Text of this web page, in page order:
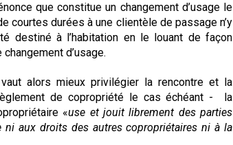
que constitue un changement d’usage le
courtes durées à une clientèle de passage n’y
destiné à l’habitation en le louant de façon
d’usage.
alors mieux privilégier la rencontre et la
de copropriété le cas échéant -
la
«use et jouit librement des parties
aux droits des autres copropriétaires ni à la